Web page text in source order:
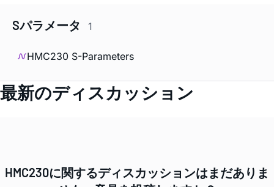
Sパラメータ 1
HMC230 S-Parameters
最新のディスカッション
HMC230に関するディスカッションはまだありま